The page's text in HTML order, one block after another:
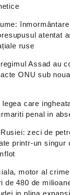
atentat
ruse
Assad au
ONU sub
care
penal in
zeci de
printr-un singur
motor al
de 480 de
in plina